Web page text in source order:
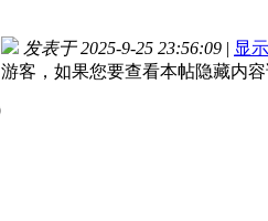
发表于 2025-9-25 23:56:09 | 显
游客，如果您要查看本帖隐藏内